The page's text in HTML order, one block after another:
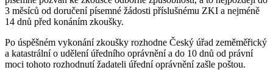
3 měsíců od doručení písemné žádosti příslušnému ZKI a nejméně
14 dnů před konáním zkoušky.
Po úspěšném vykonání zkoušky rozhodne Český úřad zeměměřický
a katastrální o udělení úředního oprávnění a do 10 dnů od právní
moci tohoto rozhodnutí žadateli úřední oprávnění zašle poštou.